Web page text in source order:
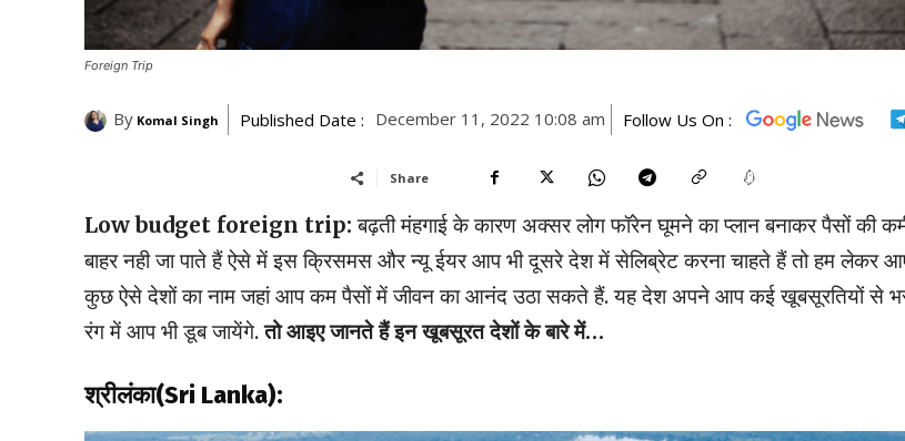
Foreign Trip
By Komal Singh Published Date : December 11, 2022 10:08 am Follow Us On :
Share
Low budget foreign trip:बढ़ती मंहगाई के कारण अक्सर लोग फॉरेन घूमने का प्लान बनाकर पैसों की
बाहर नही जा पाते हैं ऐसे में इस क्रिसमस और न्यू ईयर आप भी दूसरे देश में सेलिब्रेट करना चाहते हैं तो हम लेकर
कुछ ऐसे देशों का नाम जहां आप कम पैसों में जीवन का आनंद उठा सकते हैं. यह देश अपने आप कई खूबसूरतियों से
रंग में आप भी डूब जायेंगे.तो आइए जानते हैं इन खूबसूरत देशों के बारे में…
श्रीलंका(Sri Lanka):